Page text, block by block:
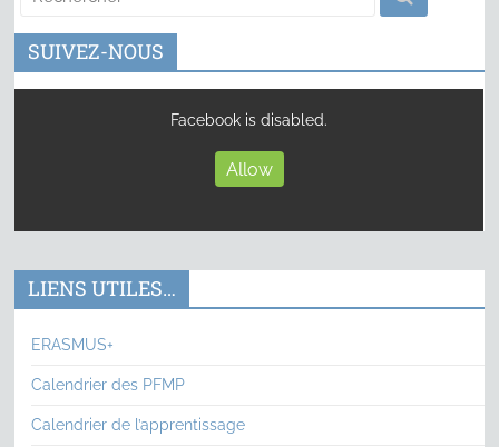
SUIVEZ-NOUS
Facebook is disabled.
Allow
LIENS UTILES…
ERASMUS+
Calendrier des PFMP
Calendrier de l’apprentissage